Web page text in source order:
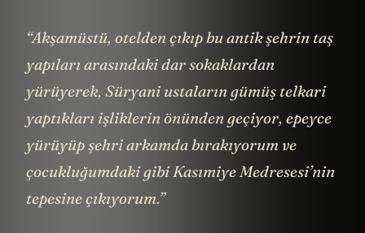
“Akşamüstü, otelden çıkıp bu antik şehrin taş
yapıları arasındaki dar sokaklardan
yürüyerek, Süryani ustaların gümüş telkari
yaptıkları işliklerin önünden geçiyor, epeyce
yürüyüp şehri arkamda bırakıyorum ve
çocukluğumdaki gibi Kasımiye Medresesi’nin
tepesine çıkıyorum.”